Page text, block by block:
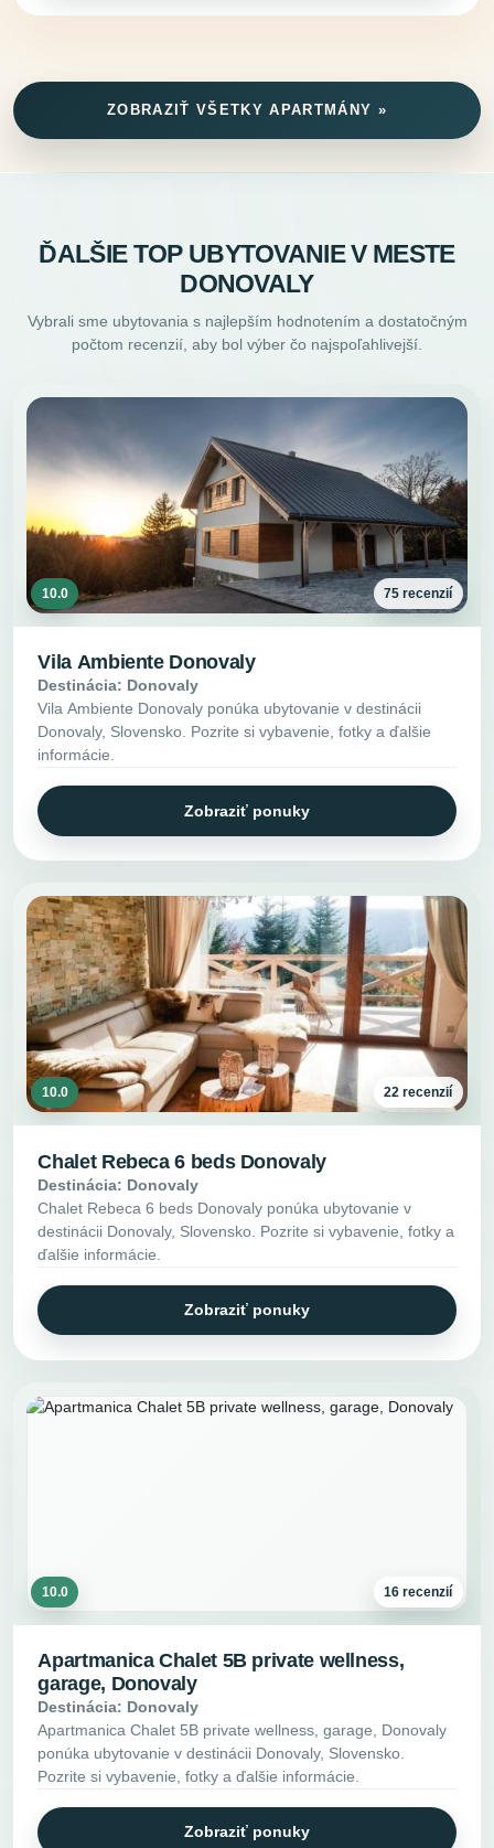
ZOBRAZIŤ VŠETKY APARTMÁNY »
ĎALŠIE TOP UBYTOVANIE V MESTE
DONOVALY
Vybrali sme ubytovania s najlepším hodnotením a dostatočným
počtom recenzií, aby bol výber čo najspoľahlivejší.
10.0 75 recenzií
Vila Ambiente Donovaly
Destinácia: Donovaly
Vila Ambiente Donovaly ponúka ubytovanie v destinácii
Donovaly, Slovensko. Pozrite si vybavenie, fotky a ďalšie
informácie.
Zobraziť ponuky
10.0 22 recenzií
Chalet Rebeca 6 beds Donovaly
Destinácia: Donovaly
Chalet Rebeca 6 beds Donovaly ponúka ubytovanie v
destinácii Donovaly, Slovensko. Pozrite si vybavenie, fotky a
ďalšie informácie.
Zobraziť ponuky
10.0 16 recenzií
Apartmanica Chalet 5B private wellness,
garage, Donovaly
Destinácia: Donovaly
Apartmanica Chalet 5B private wellness, garage, Donovaly
ponúka ubytovanie v destinácii Donovaly, Slovensko.
Pozrite si vybavenie, fotky a ďalšie informácie.
Zobraziť ponuky